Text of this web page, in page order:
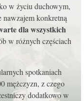
w życiu duchowym,
nawzajem konkretną
dla wszystkich
w różnych częściach
spotkaniach
mężczyzn, z czego
dodatkowo w